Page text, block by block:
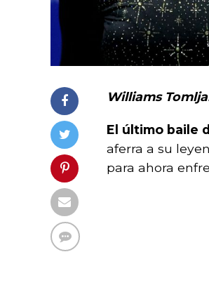
Williams
El último baile
aferra a su
para ahora